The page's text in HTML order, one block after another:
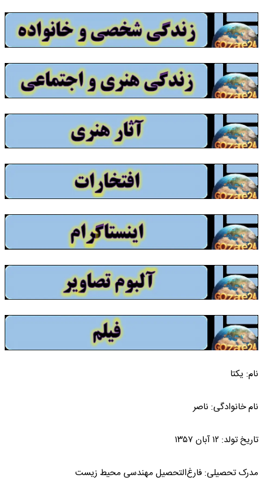
نام: یکتا
نام خانوادگی: ناصر
تاریخ تولد: ۱۲ آبان ۱۳۵۷
مدرک تحصیلی: فارغ‌التحصیل مهندسی محیط زیست